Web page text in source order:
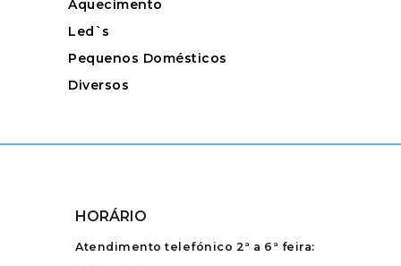
Aquecimento
Led`s
Pequenos Domésticos
Diversos
HORÁRIO
Atendimento telefónico 2ª a 6ª feira: